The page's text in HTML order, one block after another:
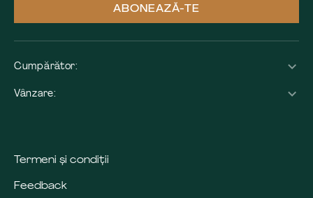
ABONEAZĂ-TE
Cumpărător:
Vânzare:
Termeni și condiții
Feedback